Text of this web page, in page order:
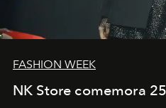
FASHION WEEK
NK Store comemora